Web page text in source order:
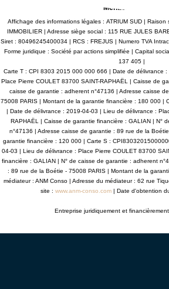
Mentions légales
Affichage des informations légales : ATRIUM SUD | Raison
IMMOBILIER | Adresse siège social : 115 RUE JULES
Siret : 80496245400034 | RCS : FREJUS | Numero TVA
Forme juridique : Société par actions simplifiée | Capital
137 405 |
Carte T : CPI 8303 2015 000 000 666 | Date de délivrance
Place Pierre COULET 83700 SAINT-RAPHAËL | Caisse de
caisse de garantie : adherent n°47136 | Adresse caisse
75008 PARIS | Montant de la garantie financière : 180 000 |
| Date de délivrance : 2019-04-03 | Lieu de délivrance :
RAPHAËL | Caisse de garantie financière : GALIAN | N°
n°47136 | Adresse caisse de garantie : 89 rue de la
garantie financière : 120 000 | Carte S :
04-03 | Lieu de délivrance : Place Pierre COULET 83700
financière : GALIAN | N° de caisse de garantie : adherent
: 89 rue de la Boétie - 75008 PARIS | Montant de la
médiateur : ANM Conso | Adresse du médiateur : 62 rue
site : www.anm-conso.com | Date d'obtention
Entreprise juridiquement et